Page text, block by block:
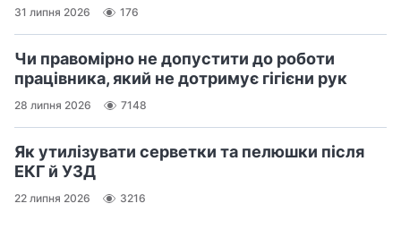
31 липня 2026 176
Чи правомірно не допустити до роботи
працівника, який не дотримує гігієни рук
28 липня 2026 7148
Як утилізувати серветки та пелюшки після
ЕКГ й УЗД
22 липня 2026 3216